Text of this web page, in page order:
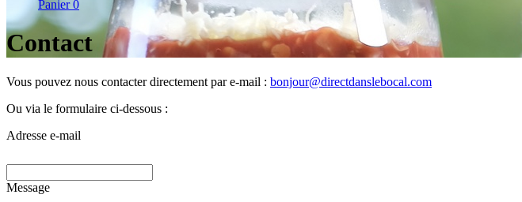
Panier 0
Contact
Vous pouvez nous contacter directement par e-mail : bonjour@directdanslebocal.com
Ou via le formulaire ci-dessous :
Adresse e-mail
Message